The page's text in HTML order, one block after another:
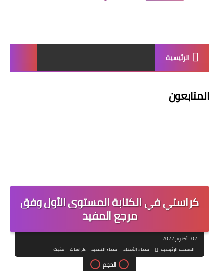
الرئيسية
المتابعون
كراستي في الكتابة المستوى الأول وفق
مرجع المفيد
02 أكتوبر 2022
الصفحة الرئيسية
فضاء الأستاذ فضاء التلميذ كراسات مثبت
الحجم